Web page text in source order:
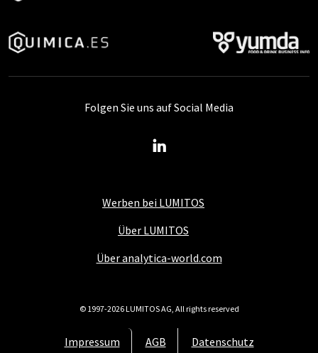
Werben bei LUMITOS
Über LUMITOS
Über analytica-world.com
Impressum AGB Datenschutz
Folgen Sie uns auf Social Media
© 1997-2026 LUMITOS AG, All rights reserved